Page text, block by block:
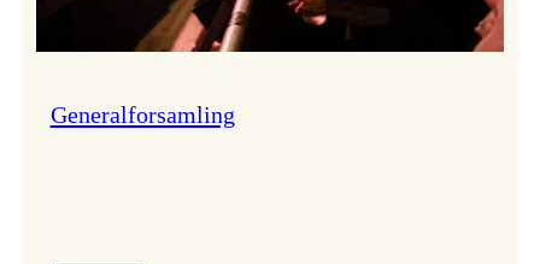
Generalforsamling